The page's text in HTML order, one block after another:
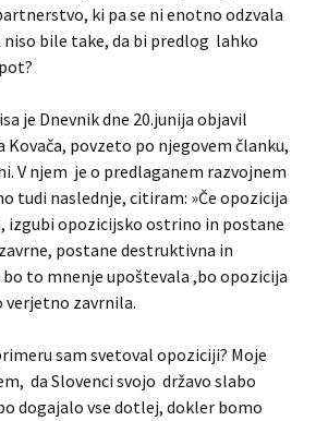
ki pa se ni enotno odzvala
bile take, da bi predlog lahko
je Dnevnik dne 20.junija objavil
Kovača, povzeto po njegovem članku,
V njem je o predlaganem razvojnem
tudi naslednje, citiram: »Če opozicija
izgubi opozicijsko ostrino in postane
postane destruktivna in
bo to mnenje upoštevala ,bo opozicija
verjetno zavrnila.
sam svetoval opoziciji? Moje
da Slovenci svojo državo slabo
dogajalo vse dotlej, dokler bomo